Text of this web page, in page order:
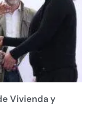
Vivienda y